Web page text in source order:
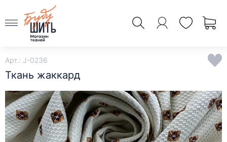
Арт.: J-0236
Ткань жаккард